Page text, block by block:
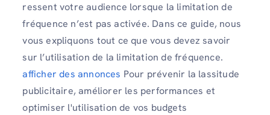
ressent votre audience lorsque la limitation de
fréquence n’est pas activée. Dans ce guide, nous
vous expliquons tout ce que vous devez savoir
sur l’utilisation de la limitation de fréquence.
afficher des annonces Pour prévenir la lassitude
publicitaire, améliorer les performances et
optimiser l'utilisation de vos budgets